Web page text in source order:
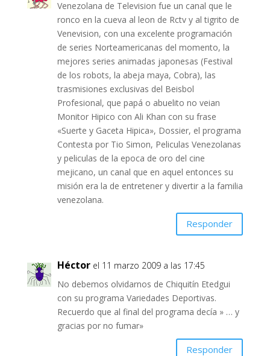
Venezolana de Television fue un canal que le
ronco en la cueva al leon de Rctv y al tigrito de
Venevision, con una excelente programación
de series Norteamericanas del momento, la
mejores series animadas japonesas (Festival
de los robots, la abeja maya, Cobra), las
trasmisiones exclusivas del Beisbol
Profesional, que papá o abuelito no veian
Monitor Hipico con Ali Khan con su frase
«Suerte y Gaceta Hipica», Dossier, el programa
Contesta por Tio Simon, Peliculas Venezolanas
y peliculas de la epoca de oro del cine
mejicano, un canal que en aquel entonces su
misión era la de entretener y divertir a la familia
venezolana.
Responder
Héctor el 11 marzo 2009 a las 17:45
No debemos olvidarnos de Chiquitín Etedgui
con su programa Variedades Deportivas.
Recuerdo que al final del programa decía » … y
gracias por no fumar»
Responder